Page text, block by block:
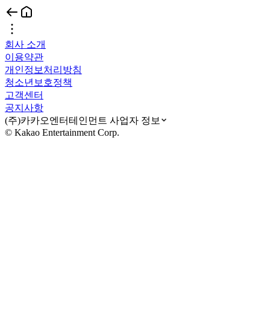
회사 소개
이용약관
개인정보처리방침
청소년보호정책
고객센터
공지사항
(주)카카오엔터테인먼트 사업자 정보
© Kakao Entertainment Corp.